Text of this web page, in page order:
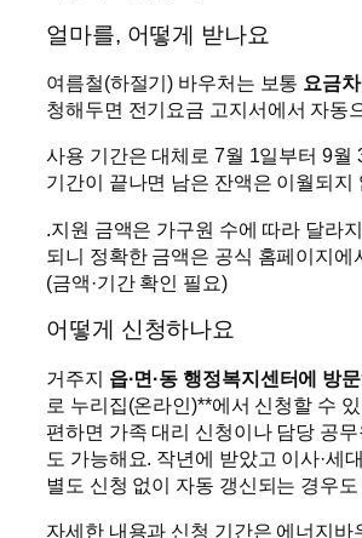
얼마를, 어떻게 받나요
여름철(하절기) 바우처는 보통 요금
청해두면 전기요금 고지서에서 자동
사용 기간은 대체로 7월 1일부터 9월
기간이 끝나면 남은 잔액은 이월되지
.지원 금액은 가구원 수에 따라 달라
되니 정확한 금액은 공식 홈페이지에
(금액·기간 확인 필요)
어떻게 신청하나요
거주지 읍·면·동 행정복지센터에 방문
로 누리집(온라인)**에서 신청할 수
편하면 가족 대리 신청이나 담당 공
도 가능해요. 작년에 받았고 이사·세
별도 신청 없이 자동 갱신되는 경우도
자세한 내용과 신청 기간은 에너지바